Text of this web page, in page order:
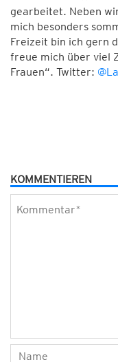
gearbeitet. Neben
mich besonders
Freizeit bin ich gern
freue mich über viel
Frauen“. Twitter:
KOMMENTIEREN